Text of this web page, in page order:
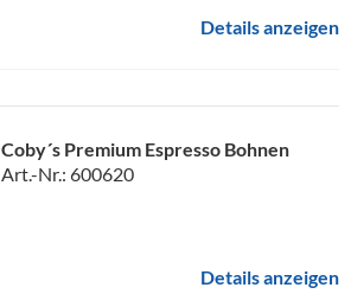
Details anzeigen
Coby´s Premium Espresso Bohnen
Art.-Nr.: 600620
Details anzeigen